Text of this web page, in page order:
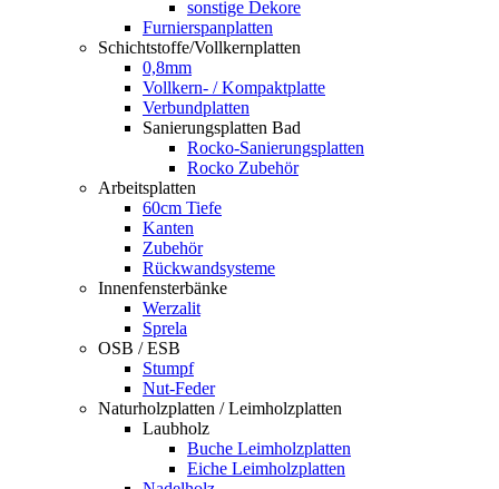
sonstige Dekore
Furnierspanplatten
Schichtstoffe/Vollkernplatten
0,8mm
Vollkern- / Kompaktplatte
Verbundplatten
Sanierungsplatten Bad
Rocko-Sanierungsplatten
Rocko Zubehör
Arbeitsplatten
60cm Tiefe
Kanten
Zubehör
Rückwandsysteme
Innenfensterbänke
Werzalit
Sprela
OSB / ESB
Stumpf
Nut-Feder
Naturholzplatten / Leimholzplatten
Laubholz
Buche Leimholzplatten
Eiche Leimholzplatten